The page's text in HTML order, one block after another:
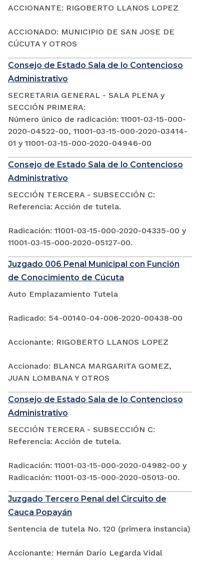
ACCIONANTE: RIGOBERTO LLANOS LOPEZ
ACCIONADO: MUNICIPIO DE SAN JOSE DE
CÚCUTA Y OTROS
Consejo de Estado Sala de lo Contencioso
Administrativo
SECRETARIA GENERAL - SALA PLENA y
SECCIÓN PRIMERA:
Número único de radicación: 11001-03-15-000-
2020-04522-00, 11001-03-15-000-2020-03414-
01 y 11001-03-15-000-2020-04946-00
Consejo de Estado Sala de lo Contencioso
Administrativo
SECCIÓN TERCERA - SUBSECCIÓN C:
Referencia: Acción de tutela.
Radicación: 11001-03-15-000-2020-04335-00 y
11001-03-15-000-2020-05127-00.
Juzgado 006 Penal Municipal con Función
de Conocimiento de Cúcuta
Auto Emplazamiento Tutela
Radicado: 54-00140-04-006-2020-00438-00
Accionante: RIGOBERTO LLANOS LOPEZ
Accionado: BLANCA MARGARITA GOMEZ,
JUAN LOMBANA Y OTROS
Consejo de Estado Sala de lo Contencioso
Administrativo
SECCIÓN TERCERA - SUBSECCIÓN C:
Referencia: Acción de tutela.
Radicación: 11001-03-15-000-2020-04982-00 y
Radicación: 11001-03-15-000-2020-05013-00.
Juzgado Tercero Penal del Circuito de
Cauca Popayán
Sentencia de tutela No. 120 (primera instancia)
Accionante: Hernán Darío Legarda Vidal